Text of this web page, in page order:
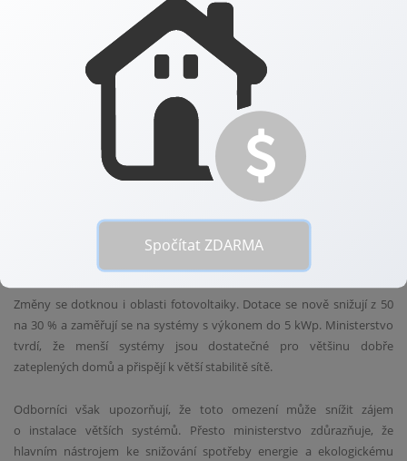
Výhodné podmínky pro všechny domácnosti
Nízkopříjmové domácnosti mají nyní možnost získat až 80 %
celkových nákladů na renovace, přičemž maximální částka dosahuje
250 tisíc korun. Důležitým prvkem je také možnost čerpat prostředky
předem, což významně zjednodušuje realizaci projektů.
Pro ostatní domácnosti se nabízejí dotace na pokrytí až 50 % nákladů
u komplexních renovací, zatímco menší projekty jsou podpořeny
částkou ve výši 30 %. Tyto změny jsou navrženy tak, aby motivovaly
k větším investicím do udržitelných řešení.
Budoucnost fotovoltaiky a zelených projektů
Změny se dotknou i oblasti fotovoltaiky. Dotace se nově snižují z 50
na 30 % a zaměřují se na systémy s výkonem do 5 kWp. Ministerstvo
tvrdí, že menší systémy jsou dostatečné pro většinu dobře
zateplených domů a přispějí k větší stabilitě sítě.
Odborníci však upozorňují, že toto omezení může snížit zájem
o instalace větších systémů. Přesto ministerstvo zdůrazňuje, že
hlavním nástrojem ke snižování spotřeby energie a ekologickému
Spočítat ZDARMA